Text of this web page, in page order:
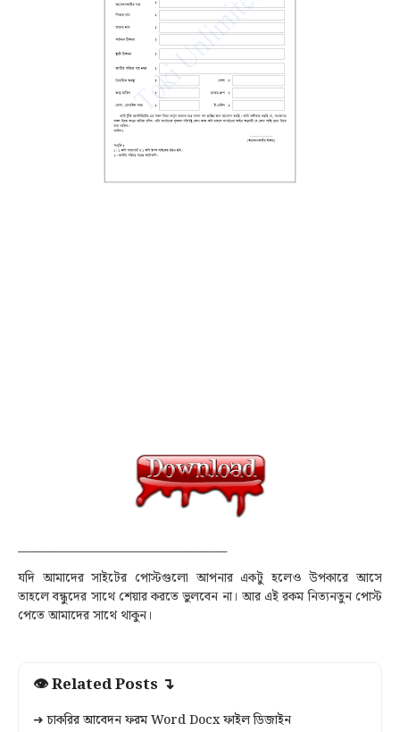
_______________________________________
যদি আমাদের সাইটের পোস্টগুলো আপনার একটু হলেও উপকারে আসে
তাহলে বন্ধুদের সাথে শেয়ার করতে ভুলবেন না। আর এই রকম নিত্যনতুন পোস্ট
পেতে আমাদের সাথে থাকুন।
👁 Related Posts ↴
➜ চাকরির আবেদন ফরম Word Docx ফাইল ডিজাইন